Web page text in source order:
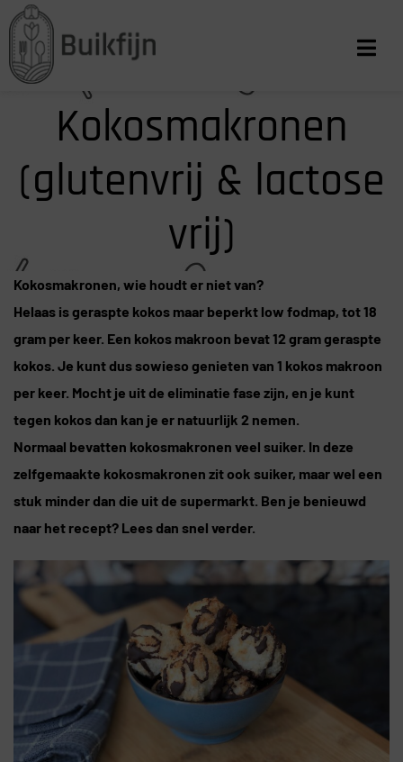
Kokosmakronen
(glutenvrij & lactose
vrij)
Kokosmakronen, wie houdt er niet van?
Helaas is geraspte kokos maar beperkt low fodmap, tot 18
gram per keer. Een kokos makroon bevat 12 gram geraspte
kokos. Je kunt dus sowieso genieten van 1 kokos makroon
per keer. Mocht je uit de eliminatie fase zijn, en je kunt
tegen kokos dan kan je er natuurlijk 2 nemen.
Normaal bevatten kokosmakronen veel suiker. In deze
zelfgemaakte kokosmakronen zit ook suiker, maar wel een
stuk minder dan die uit de supermarkt. Ben je benieuwd
naar het recept? Lees dan snel verder.